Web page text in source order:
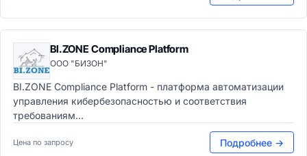
BI.ZONE Compliance Platform
ООО "БИЗОН"
BI.ZONE Compliance Platform - платформа автоматизации
управления кибербезопасностью и соответствия
требованиям...
Цена по запросу Подробнее →